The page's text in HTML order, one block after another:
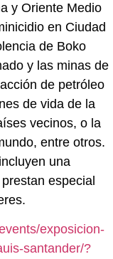
y Oriente Medio
en Ciudad
de Boko
y las minas de
de petróleo
de vida de la
vecinos, o la
entre otros.
una
especial
exposicion-
santander/?